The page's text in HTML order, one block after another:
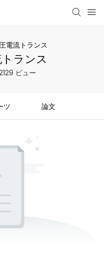
電流トランス
ランス
ビュー
ツ 論文